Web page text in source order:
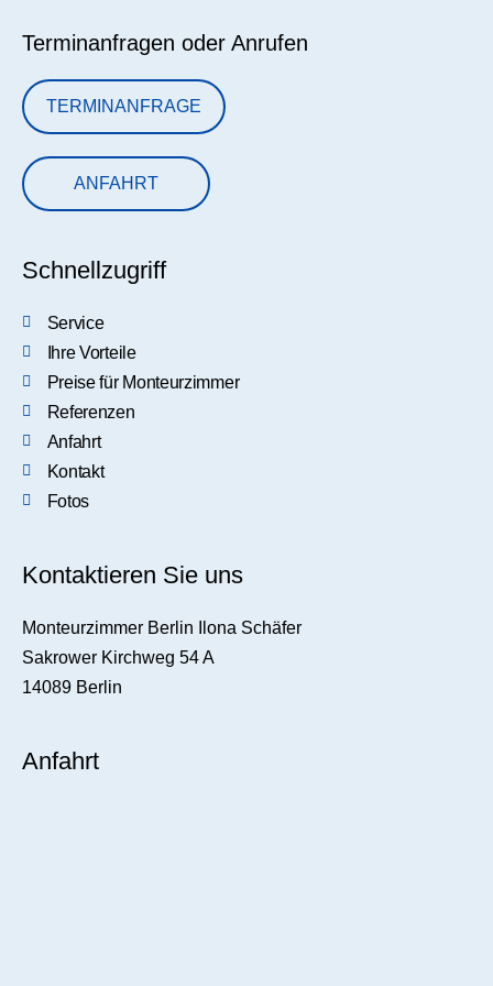
Terminanfragen oder Anrufen
TERMINANFRAGE
ANFAHRT
Schnellzugriff
Service
Ihre Vorteile
Preise für Monteurzimmer
Referenzen
Anfahrt
Kontakt
Fotos
Kontaktieren Sie uns
Monteurzimmer Berlin Ilona Schäfer
Sakrower Kirchweg 54 A
14089 Berlin
Anfahrt